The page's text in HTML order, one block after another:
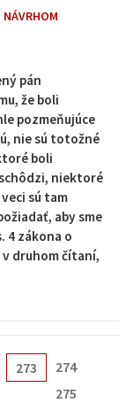
NÁVRHOM
pán
že boli
pozmeňujúce
nie sú totožné
boli
niektoré
sú tam
aby sme
4 zákona o
druhom čítaní,
273
274
275